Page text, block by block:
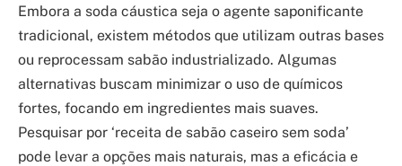
Embora a soda cáustica seja o agente saponificante
tradicional, existem métodos que utilizam outras bases
ou reprocessam sabão industrializado. Algumas
alternativas buscam minimizar o uso de químicos
fortes, focando em ingredientes mais suaves.
Pesquisar por ‘receita de sabão caseiro sem soda’
pode levar a opções mais naturais, mas a eficácia e